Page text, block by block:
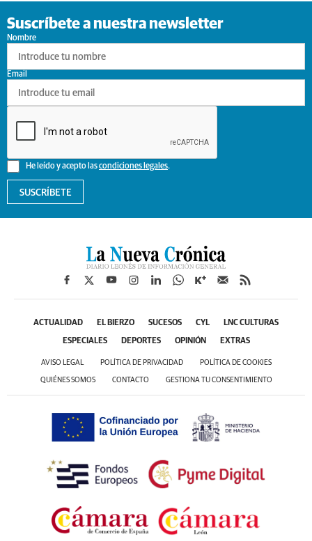
Suscríbete a nuestra newsletter
Nombre
He leído y acepto lascondiciones legales.
Email
SUSCRÍBETE
ACTUALIDAD EL BIERZO SUCESOS CYL LNC CULTURAS
ESPECIALES DEPORTES OPINIÓN EXTRAS
AVISO LEGAL POLÍTICA DE PRIVACIDAD POLÍTICA DE COOKIES
QUIÉNES SOMOS CONTACTO GESTIONA TU CONSENTIMIENTO